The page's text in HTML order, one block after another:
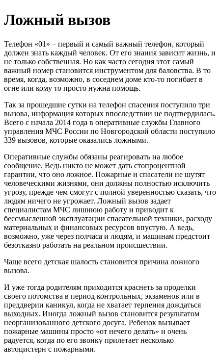
Ложный вызов
Телефон «01» – первый и самый важный телефон, который
должен знать каждый человек. От его знания зависит жизнь, и
не только собственная. Но как часто сегодня этот самый
важный номер становится инструментом для баловства. В то
время, когда, возможно, в соседнем доме кто-то погибает в
огне или кому то просто нужна помощь.
Так за прошедшие сутки на телефон спасения поступило три
вызова, информация которых впоследствии не подтвердилась.
Всего с начала 2014 года в оперативные службы Главного
управления МЧС России по Новгородской области поступило
339 вызовов, которые оказались ложными.
Оперативные службы обязаны реагировать на любое
сообщение. Ведь никто не может дать стопроцентной
гарантии, что оно ложное. Пожарные и спасатели не шутят
человеческими жизнями, они должны полностью исключить
угрозу, прежде чем смогут с полной уверенностью сказать, что
людям ничего не угрожает. Ложный вызов задает
специалистам МЧС лишнюю работу и приводит к
бессмысленной эксплуатации спасательной техники, расходу
материальных и финансовых ресурсов впустую. А ведь,
возможно, уже через полчаса и людям, и машинам предстоит
безотказно работать на реальном происшествии.
Чаще всего детская шалость становится причина ложного
вызова.
И уже тогда родителям приходится краснеть за проделки
своего потомства в период контрольных, экзаменов или в
преддверии каникул, когда не хватает терпения дождаться
выходных. Иногда ложный вызов становится результатом
неорганизованного детского досуга. Ребенок вызывает
пожарные машины просто «от нечего делать» и очень
радуется, когда по его звонку прилетает несколько
автоцистерн с пожарными.